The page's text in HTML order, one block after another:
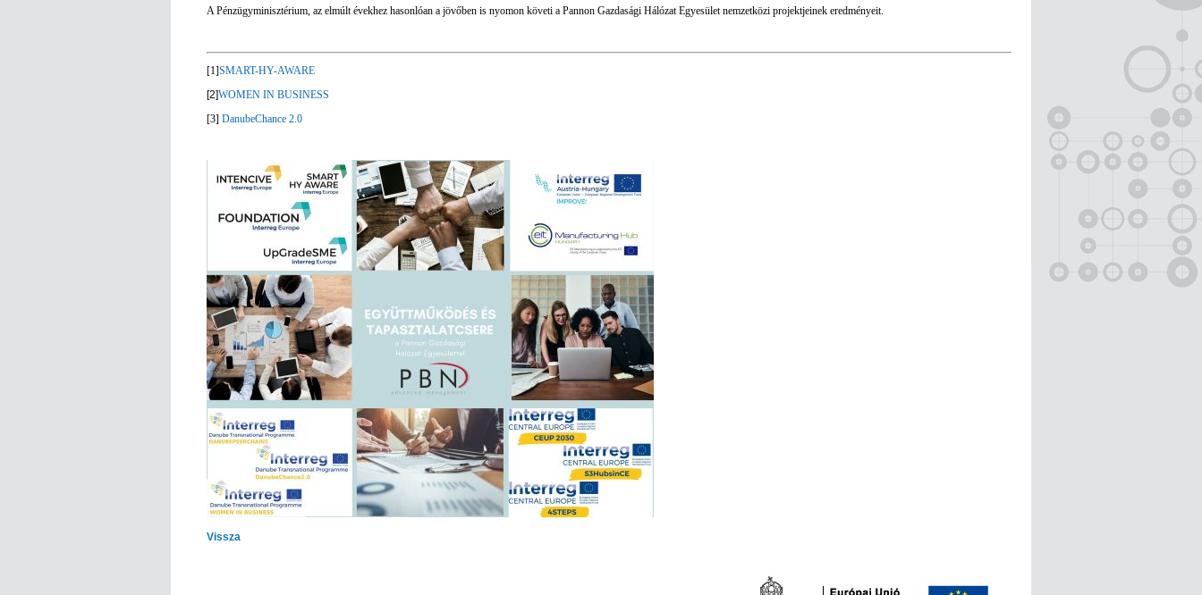
A Pénzügyminisztérium, az elmúlt évekhez hasonlóan a jövőben is nyomon követi a Pannon Gazdasági Hálózat Egyesület nemzetközi projektjeinek eredményeit.
[1]SMART-HY-AWARE
[2]WOMEN IN BUSINESS
[3] DanubeChance 2.0
Vissza